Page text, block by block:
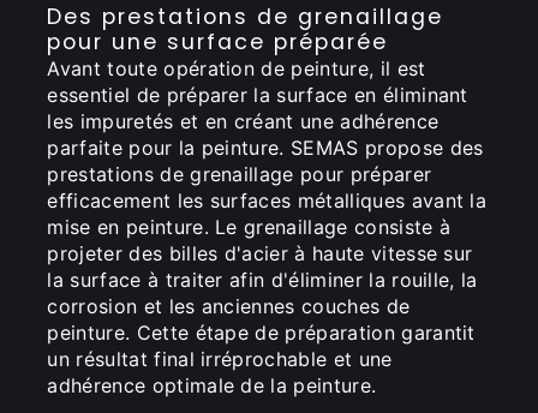
Des prestations de grenaillage
pour une surface préparée
Avant toute opération de peinture, il est
essentiel de préparer la surface en éliminant
les impuretés et en créant une adhérence
parfaite pour la peinture. SEMAS propose des
prestations de grenaillage pour préparer
efficacement les surfaces métalliques avant la
mise en peinture. Le grenaillage consiste à
projeter des billes d'acier à haute vitesse sur
la surface à traiter afin d'éliminer la rouille, la
corrosion et les anciennes couches de
peinture. Cette étape de préparation garantit
un résultat final irréprochable et une
adhérence optimale de la peinture.